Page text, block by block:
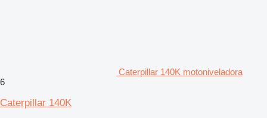
Caterpillar 140K motoniveladora
6
Caterpillar 140K